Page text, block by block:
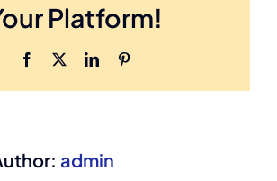
Platform!
FacebookLinkedIn
admin